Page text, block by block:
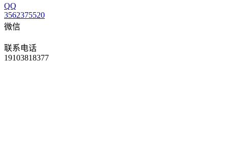
QQ
3562375520
微信
联系电话
19103818377